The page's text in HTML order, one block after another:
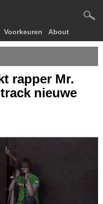
Voorkeuren About
rapper Mr.
nieuwe